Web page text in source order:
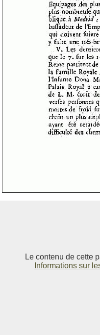
Le contenu de cette
Informations sur